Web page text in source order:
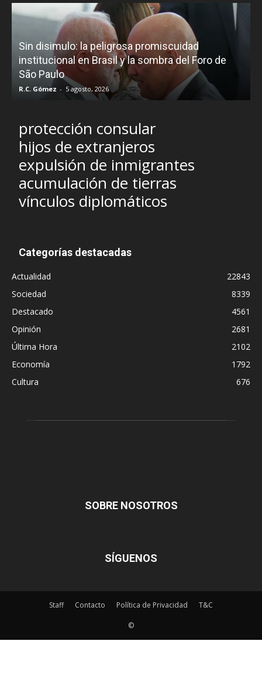
Sin disimulo: la peligrosa promiscuidad
institucional en Brasil y la sombra del Foro de
São Paulo
R.C. Gómez - 5 agosto, 2026
protección consular
hijos de extranjeros
expulsión de inmigrantes
acumulación de tierras
vínculos diplomáticos
Categorías destacadas
Actualidad
22843
Sociedad
8339
Destacado
4561
Opinión
2681
Última Hora
2102
Economía
1792
Cultura
676
SOBRE NOSOTROS
SÍGUENOS
Staff Contacto Política de Privacidad T&C
©